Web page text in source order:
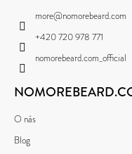
more@nomorebeard.com
+420 720 978 771
nomorebeard.com_official
O nás
Blog